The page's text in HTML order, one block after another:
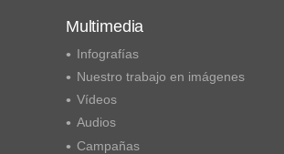
Multimedia
Infografías
Nuestro trabajo en imágenes
Vídeos
Audios
Campañas